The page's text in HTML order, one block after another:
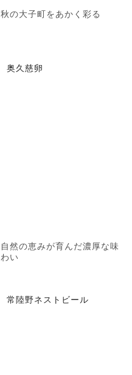
秋の大子町をあかく彩る
奥久慈卵
自然の恵みが育んだ濃厚な味
わい
常陸野ネストビール